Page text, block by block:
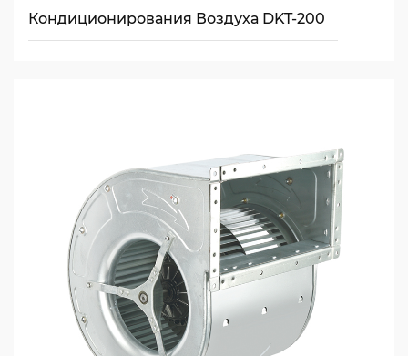
Кондиционирования Воздуха DKT-200